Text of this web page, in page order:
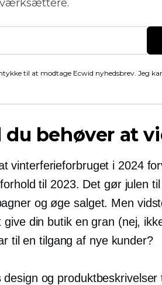
til at modtage Ecwid nyhedsbrev. Jeg
du behøver at
vinterferieforbruget i 2024
til 2023. Det gør julen
og øge salget. Men
din butik en gran (nej,
til en tilgang af nye kunder?
design og produktbeskrivelser